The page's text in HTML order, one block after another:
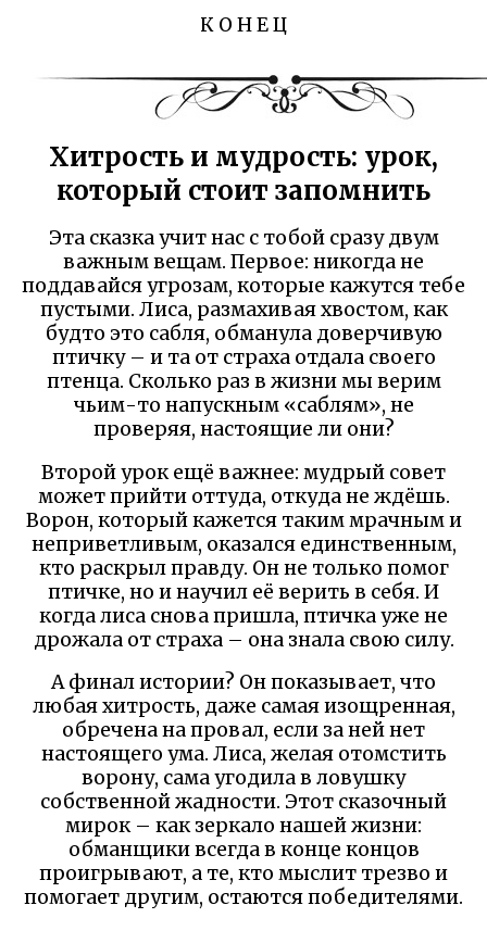
К О Н Е Ц
Хитрость и мудрость: урок,
который стоит запомнить
Эта сказка учит нас с тобой сразу двум
важным вещам. Первое: никогда не
поддавайся угрозам, которые кажутся тебе
пустыми. Лиса, размахивая хвостом, как
будто это сабля, обманула доверчивую
птичку – и та от страха отдала своего
птенца. Сколько раз в жизни мы верим
чьим-то напускным «саблям», не
проверяя, настоящие ли они?
Второй урок ещё важнее: мудрый совет
может прийти оттуда, откуда не ждёшь.
Ворон, который кажется таким мрачным и
неприветливым, оказался единственным,
кто раскрыл правду. Он не только помог
птичке, но и научил её верить в себя. И
когда лиса снова пришла, птичка уже не
дрожала от страха – она знала свою силу.
А финал истории? Он показывает, что
любая хитрость, даже самая изощренная,
обречена на провал, если за ней нет
настоящего ума. Лиса, желая отомстить
ворону, сама угодила в ловушку
собственной жадности. Этот сказочный
мирок – как зеркало нашей жизни:
обманщики всегда в конце концов
проигрывают, а те, кто мыслит трезво и
помогает другим, остаются победителями.